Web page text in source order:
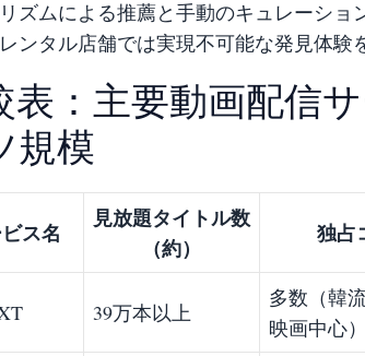
ズムによる推薦と手動のキュレーショ
ンタル店舗では実現不可能な発見体験
表：主要動画配信
規模
ス名
見放題タイトル数
（約）
独占
39万本以上
多数（韓
映画中心）